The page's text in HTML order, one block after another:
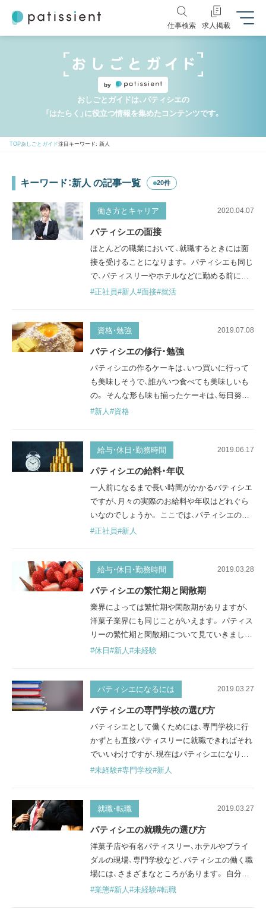
仕事検索 求人掲載
by
おしごとガイドは、パティシエの
「はたらく」に役立つ情報を集めたコンテンツです。
TOPおしごとガイド注目キーワード: 新人
キーワード：新人 の記事一覧 20件
働き方とキャリア 2020.04.07
パティシエの面接
ほとんどの職業において、就職するときには面
接を受けることになります。 パティシエも同じ
で、パティスリーやホテルなどに勤める前には
面接を受けます。 ここでは、パティシエの面接
て触れてみたいと思います。 面接の形式や回数
で3次または4次面接まで行う場合もあるようで
す。 しかし、パティスリーやホ…
#正社員#新人 #面接#就活
資格・勉強 2019.07.08
パティシエの修行・勉強
パティシエの作るケーキは、いつ買いに行って
も美味しそうで、誰がいつ食べても美味しいも
の。 そんな形も味も揃ったケーキは、毎日努力
し続けるパティシエによって作られています。
に、パティシエたちは日々地道に努力し、学び続
いどのような修行や勉強をしているのかについ
て、触れていきたいと思います。 修…
#新人 #資格
給与・休日・勤務時間 2019.06.17
パティシエの給料・年収
一人前になるまで長い時間がかかるバティシエ
ですが、月々の実際のお給料や年収はどれぐら
いなのでしょうか。 ここでは、パティシエのお
給料についてまとめています。 パティシエ（社
総支給18〜22万円程度、そこから社会保険料が
場といえます。 年収にすると200万円～300万
円ぐらいが一般的ですが、お店の規模…
#正社員#新人
給与・休日・勤務時間 2019.03.28
パティシエの繁忙期と閑散期
業界によっては繁忙期や閑散期がありますが、
洋菓子業界にも同じことがいえます。 パティス
リーの繁忙期と閑散期について見ていきましょ
う。 繁忙期は冬場やイベントの期間 パティス
秋は涼しくなってケーキが売れ始めるため、売
す。 繁忙期に入ると、パティシエ達は連日夜遅
くまで働きます。普段から朝早くか…
#休日#新人 #未経験
パティシエになるには 2019.03.27
パティシエの専門学校の選び方
パティシエとして働くためには、専門学校に行
かずとも直接パティスリーに就職できればそれ
でいいわけですが、現在はパティシエになりた
い人が増えているので、競争率も高くなってい
が学べるので就職に有利だったりすることもあ
く一体どこが良いのか迷うかもしれません。こ
こでは、専門学校の選び方について説明…
#未経験#専門学校#新人
就職・転職 2019.03.27
パティシエの就職先の選び方
洋菓子店や有名パティスリー、ホテルやブライ
ダルの現場、専門学校など、パティシエの働く職
場には、さまざまなところがあります。 自分が
どんな場所で働きたいか、またどんな業態が向
#業態#新人 #未経験#転職